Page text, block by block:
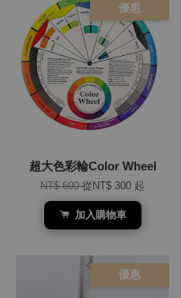
優惠
超大色彩輪Color Wheel
NT$ 600從NT$ 300 起
加入購物車
優惠